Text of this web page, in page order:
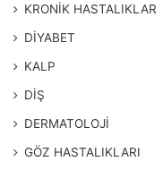
KRONİK HASTALIKLAR
DİYABET
KALP
DİŞ
DERMATOLOJİ
GÖZ HASTALIKLARI